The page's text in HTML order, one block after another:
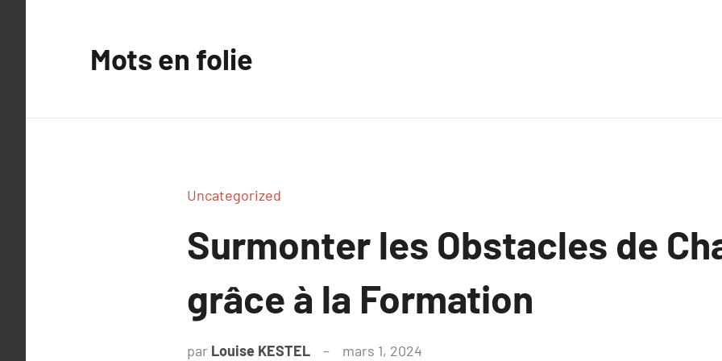
Mots en folie
Uncategorized
Surmonter les Obstacles de
grâce à la Formation
par Louise KESTEL mars 1, 2024